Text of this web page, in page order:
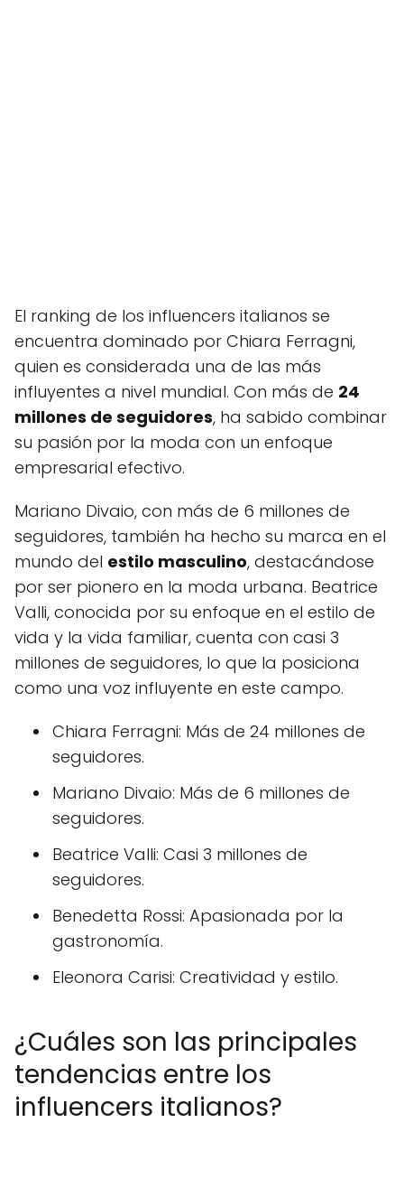
El ranking de los influencers italianos se
encuentra dominado por Chiara Ferragni,
quien es considerada una de las más
influyentes a nivel mundial. Con más de 24
millones de seguidores, ha sabido combinar
su pasión por la moda con un enfoque
empresarial efectivo.
Mariano Divaio, con más de 6 millones de
seguidores, también ha hecho su marca en el
mundo del estilo masculino, destacándose
por ser pionero en la moda urbana. Beatrice
Valli, conocida por su enfoque en el estilo de
vida y la vida familiar, cuenta con casi 3
millones de seguidores, lo que la posiciona
como una voz influyente en este campo.
Chiara Ferragni: Más de 24 millones de
seguidores.
Mariano Divaio: Más de 6 millones de
seguidores.
Beatrice Valli: Casi 3 millones de
seguidores.
Benedetta Rossi: Apasionada por la
gastronomía.
Eleonora Carisi: Creatividad y estilo.
¿Cuáles son las principales
tendencias entre los
influencers italianos?